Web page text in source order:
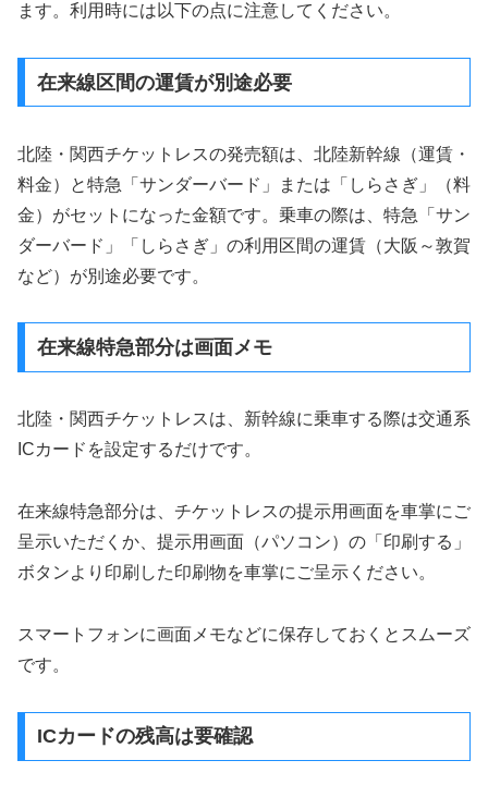
ます。利用時には以下の点に注意してください。
在来線区間の運賃が別途必要
北陸・関西チケットレスの発売額は、北陸新幹線（運賃・
料金）と特急「サンダーバード」または「しらさぎ」（料
金）がセットになった金額です。乗車の際は、特急「サン
ダーバード」「しらさぎ」の利用区間の運賃（大阪～敦賀
など）が別途必要です。
在来線特急部分は画面メモ
北陸・関西チケットレスは、新幹線に乗車する際は交通系
ICカードを設定するだけです。
在来線特急部分は、チケットレスの提示用画面を車掌にご
呈示いただくか、提示用画面（パソコン）の「印刷する」
ボタンより印刷した印刷物を車掌にご呈示ください。
スマートフォンに画面メモなどに保存しておくとスムーズ
です。
ICカードの残高は要確認